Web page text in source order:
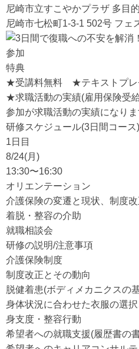
尼崎市立すこやかプラザ 多目
尼崎市七松町1-3-1 502号 フェ
参加
特典
★受講料無料 ★テキストプレ
★求職活動の実績(雇用保険受
参加が求職活動の実績になり
研修スケジュール(3日間コース)
1日目
8/24(月)
13:30〜16:30
オリエンテーション
介護保険の変遷と現状、制度
着脱・整容の介助
就職相談会
研修の説明/注意事項
介護保険制度
制度改正とその動向
脱健着患(ボディメカニクスの
身体状況に合わせた衣服の選
身支度・整容行動
希望者への就職支援(履歴書の